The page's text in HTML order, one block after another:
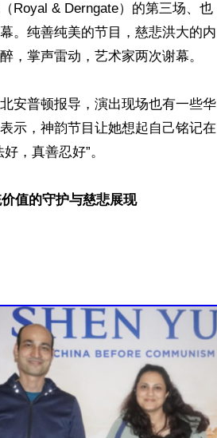
Royal & Derngate）的第三场、也
。纯善纯美的节目，慈悲洪大的内
，掌声雷动，艺术家两次谢幕。
安普顿报导，演出现场也有一些华
示，神韵节目让她想起自己铭记在
，真善忍好”。
值的守护与慈悲展现